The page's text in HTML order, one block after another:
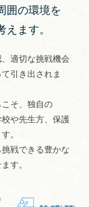
囲の環境を
ます。
適切な挑戦機会
引き出されま
そ、独自の
や先生方、保護
。
戦できる豊かな
す。